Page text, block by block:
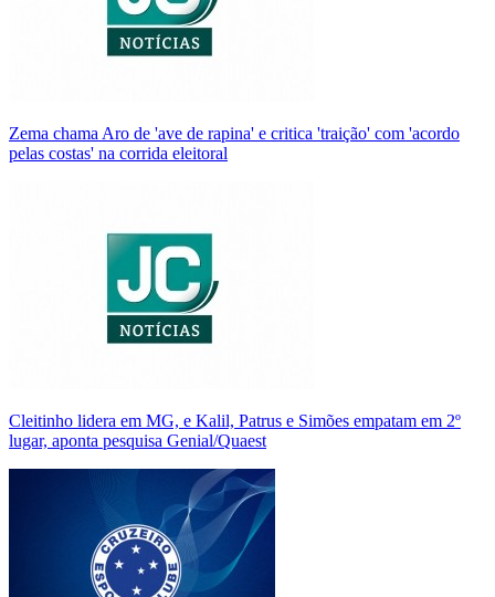
Zema chama Aro de 'ave de rapina' e critica 'traição' com 'acordo
pelas costas' na corrida eleitoral
Cleitinho lidera em MG, e Kalil, Patrus e Simões empatam em 2º
lugar, aponta pesquisa Genial/Quaest